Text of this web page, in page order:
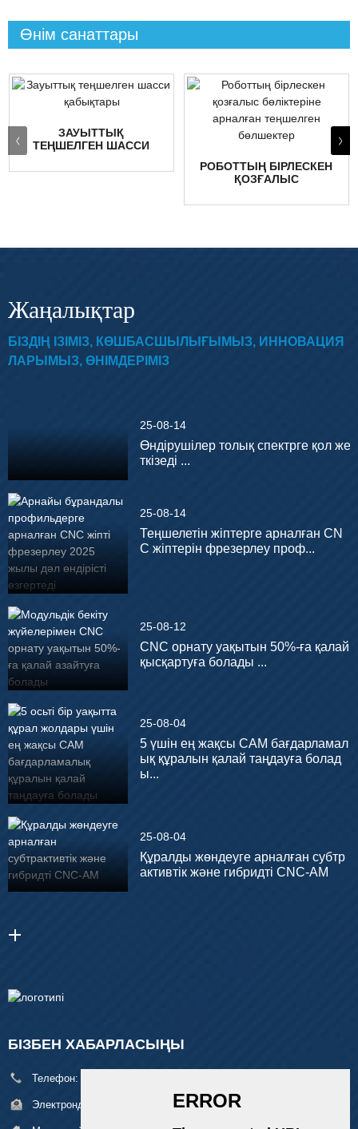
Өнім санаттары
ЗАУЫТТЫҚ
ТЕҢШЕЛГЕН ШАССИ
РОБОТТЫҢ БІРЛЕСКЕН
ҚОЗҒАЛЫС
АРНАЛҒАН ТЕҢШЕЛГЕН
Жаңалықтар
БІЗДІҢ ІЗІМІЗ, КӨШБАСШЫЛЫҒЫМЫЗ, ИННОВАЦИЯ
ЛАРЫМЫЗ, ӨНІМДЕРІМІЗ
25-08-14
Өндірушілер толық спектрге қол же
ткізеді ...
25-08-14
Теңшелетін жіптерге арналған CN
C жіптерін фрезерлеу проф...
25-08-12
CNC орнату уақытын 50%-ға қалай
қысқартуға болады ...
25-08-04
5 үшін ең жақсы CAM бағдарламал
ық құралын қалай таңдауға болад
ы...
25-08-04
Құралды жөндеуге арналған субтр
активтік және гибридті CNC-AM
БІЗБЕН ХАБАРЛАСЫҢЫ
Телефон:
Электрондық пошта: alan@pftworld.com